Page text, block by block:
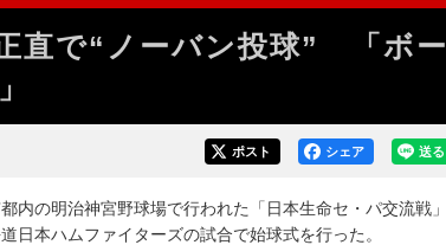
直で“ノーバン投球” 「ボー
送る
シェア
ポスト
の明治神宮野球場で行われた「日本生命セ・パ交流戦」
日本ハムファイターズの試合で始球式を行った。